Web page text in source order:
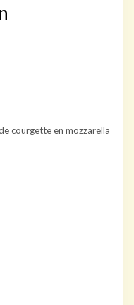
courgette en mozzarella